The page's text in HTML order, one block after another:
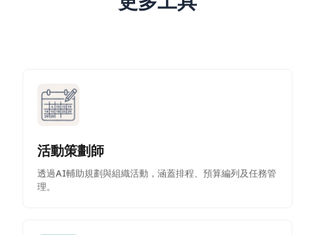
活動策劃師
透過AI輔助規劃與組織活動，涵蓋排程、預算編列及任務管
理。